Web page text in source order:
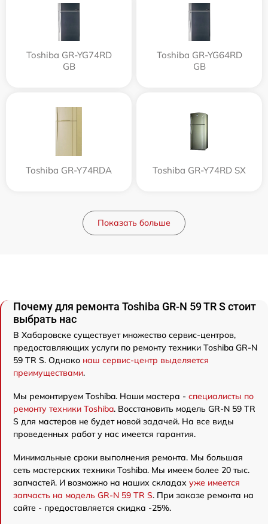
Toshiba GR-YG74RD
GB
Toshiba GR-YG64RD
GB
Toshiba GR-Y74RDA Toshiba GR-Y74RD SX
Показать больше
Почему для ремонта Toshiba GR-N 59 TR S стоит
выбрать нас
В Хабаровске существует множество сервис-центров,
предоставляющих услуги по ремонту техники Toshiba GR-N
59 TR S. Однако наш сервис-центр выделяется
преимуществами.
Мы ремонтируем Toshiba. Наши мастера - специалисты по
ремонту техники Toshiba. Восстановить модель GR-N 59 TR
S для мастеров не будет новой задачей. На все виды
проведенных работ у нас имеется гарантия.
Минимальные сроки выполнения ремонта. Мы большая
сеть мастерских техники Toshiba. Мы имеем более 20 тыс.
запчастей. И возможно на наших складах уже имеется
запчасть на модель GR-N 59 TR S. При заказе ремонта на
сайте - предоставляется скидка -25%.